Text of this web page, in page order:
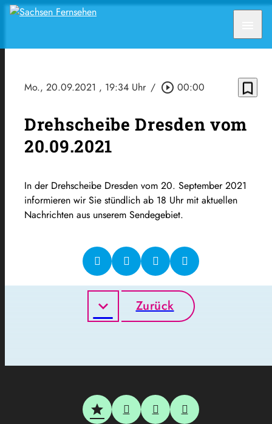
Mo., 20.09.2021 , 19:34 Uhr / play_circle_outline 00:00 bookmark_border
Drehscheibe Dresden vom
20.09.2021
In der Drehscheibe Dresden vom 20. September 2021
informieren wir Sie stündlich ab 18 Uhr mit aktuellen
Nachrichten aus unserem Sendegebiet.
Zurück